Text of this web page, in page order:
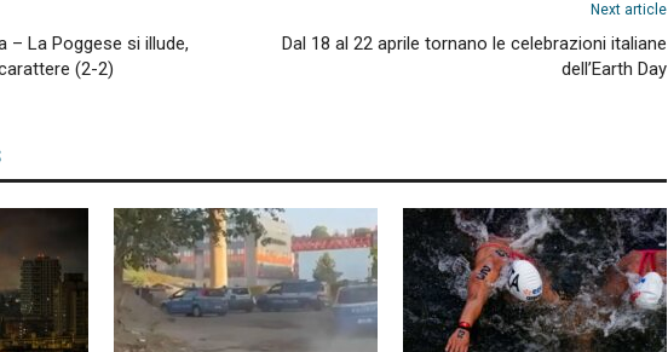
– La Poggese si illude,
(2-2)
Next article
Dal 18 al 22 aprile tornano le celebrazioni italiane
dell’Earth Day